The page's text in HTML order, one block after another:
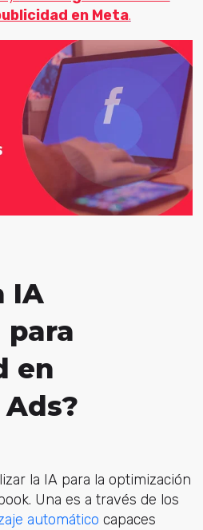
en Meta.
IA
en
la IA para la optimización
Una es a través de los
automático capaces